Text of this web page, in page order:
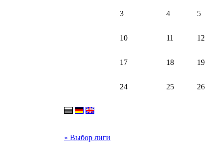
3 4 5
10 11 12
17 18 19
24 25 26
« Выбор лиги